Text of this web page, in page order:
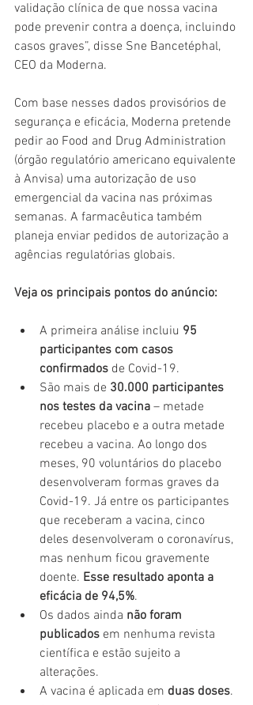
validação clínica de que nossa vacina
pode prevenir contra a doença, incluindo
casos graves”, disse Sne Bancetéphal,
CEO da Moderna.
Com base nesses dados provisórios de
segurança e eficácia, Moderna pretende
pedir ao Food and Drug Administration
(órgão regulatório americano equivalente
à Anvisa) uma autorização de uso
emergencial da vacina nas próximas
semanas. A farmacêutica também
planeja enviar pedidos de autorização a
agências regulatórias globais.
Veja os principais pontos do anúncio:
A primeira análise incluiu 95
participantes com casos
confirmados de Covid-19.
São mais de 30.000 participantes
nos testes da vacina – metade
recebeu placebo e a outra metade
recebeu a vacina. Ao longo dos
meses, 90 voluntários do placebo
desenvolveram formas graves da
Covid-19. Já entre os participantes
que receberam a vacina, cinco
deles desenvolveram o coronavírus,
mas nenhum ficou gravemente
doente. Esse resultado aponta a
eficácia de 94,5%.
Os dados ainda não foram
publicados em nenhuma revista
científica e estão sujeito a
alterações.
A vacina é aplicada em duas doses.